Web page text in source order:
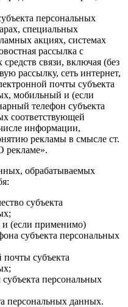
персональных
специальных
акциях, системах
рассылка с
связи, включая (без
рассылку, сеть интернет,
почты субъекта
мобильный и (если
телефон субъекта
соответствующей
информации,
рекламы в смысле ст.
рекламе».
обрабатываемых
субъекта
(если применимо)
субъекта персональных
субъекта
персональных
персональных данных.